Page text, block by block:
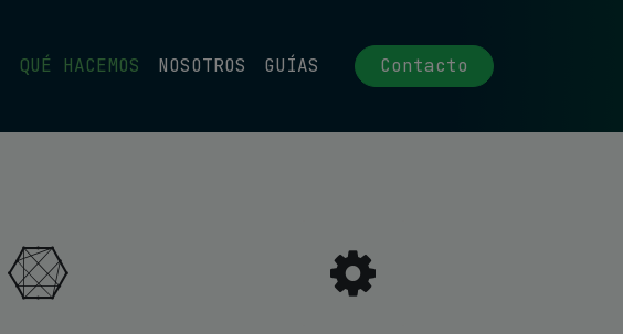
QUÉ HACEMOS NOSOTROS GUÍAS Contacto